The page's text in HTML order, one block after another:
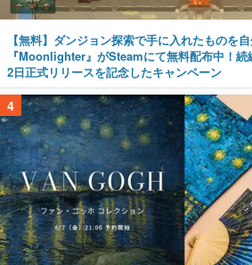
【無料】ダンジョン探索で手に入れたものを
『Moonlighter』がSteamにて無料配布中！
2日正式リリースを記念したキャンペーン
4